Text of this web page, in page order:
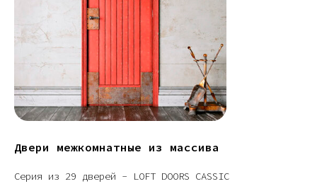
Двери межкомнатные из массива
Серия из 29 дверей - LOFT DOORS СASSIC